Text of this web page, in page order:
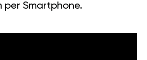
Smartphone.